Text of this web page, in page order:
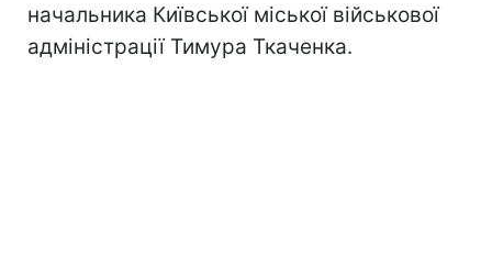
начальника Київської міської військової
адміністрації Тимура Ткаченка.